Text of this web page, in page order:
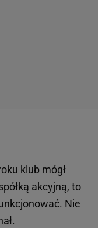
klub mógł
akcyjną, to
Nie